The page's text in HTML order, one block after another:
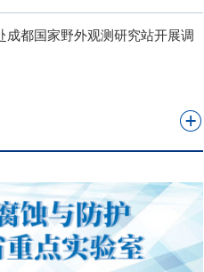
成都国家野外观测研究站开展调